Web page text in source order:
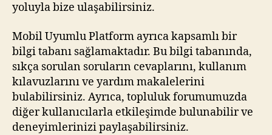
yoluyla bize ulaşabilirsiniz.
Mobil Uyumlu Platform ayrıca kapsamlı bir
bilgi tabanı sağlamaktadır. Bu bilgi tabanında,
sıkça sorulan soruların cevaplarını, kullanım
kılavuzlarını ve yardım makalelerini
bulabilirsiniz. Ayrıca, topluluk forumumuzda
diğer kullanıcılarla etkileşimde bulunabilir ve
deneyimlerinizi paylaşabilirsiniz.